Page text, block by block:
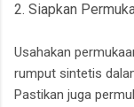
2. Siapkan
Usahakan
rumput sintetis
Pastikan juga